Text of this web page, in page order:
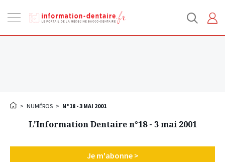
la
> NUMÉROS > N°18 - 3 MAI 2001
L'Information Dentaire n°18 - 3 mai 2001
Je m'abonne >